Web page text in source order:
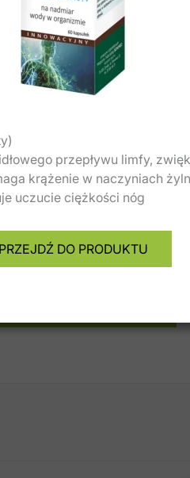
przepływu limfy,
krążenie w naczyniach
uczucie ciężkości nóg
PRZEJDŹ DO PRODUKTU